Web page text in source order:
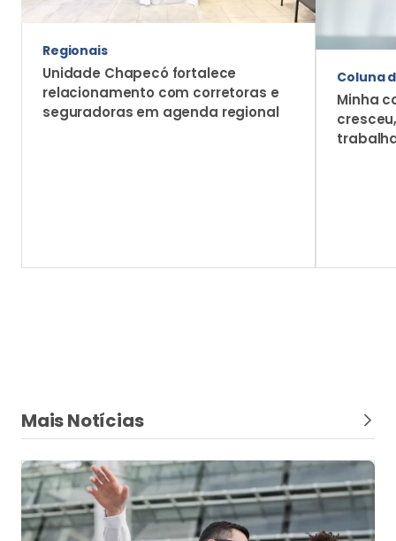
Regionais
Unidade Chapecó fortalece
relacionamento com corretoras e
seguradoras em agenda regional
Coluna
Minha
Mais Notícias